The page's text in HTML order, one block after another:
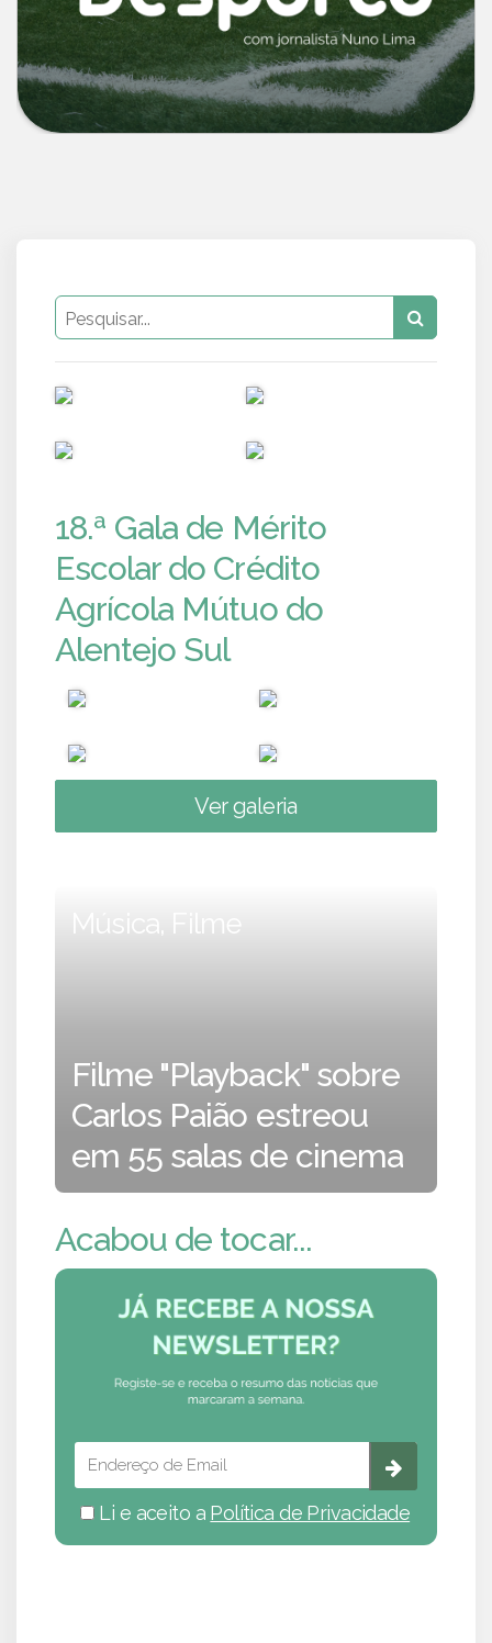
18.ª Gala de Mérito
Escolar do Crédito
Agrícola Mútuo do
Alentejo Sul
Ver galeria
Música, Filme
Filme "Playback" sobre
Carlos Paião estreou
em 55 salas de cinema
Acabou de tocar...
Li e aceito a Política de Privacidade